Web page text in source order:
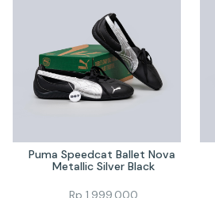
Puma Speedcat Ballet Nova
Metallic Silver Black
Rp 1.999.000